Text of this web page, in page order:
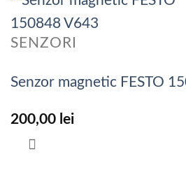
SENZORI
Senzor magnetic FESTO
200,00 lei